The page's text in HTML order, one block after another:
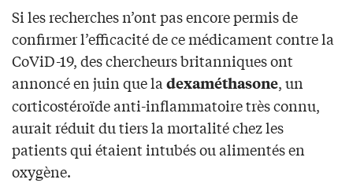
Si les recherches n’ont pas encore permis de
confirmer l’efficacité de ce médicament contre la
CoViD-19, des chercheurs britanniques ont
annoncé en juin que ladexaméthasone, un
corticostéroïde anti-inflammatoire très connu,
aurait réduit du tiers la mortalité chez les
patients qui étaient intubés ou alimentés en
oxygène.